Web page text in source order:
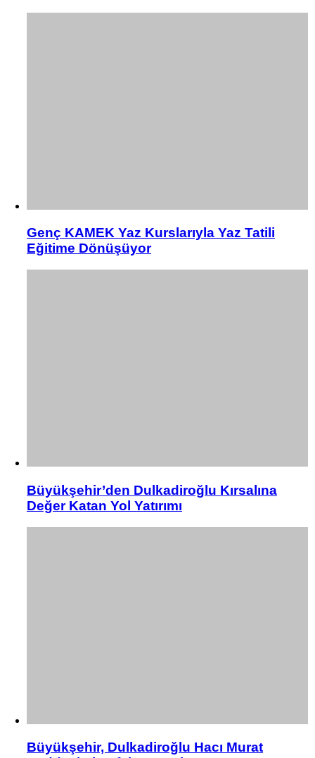
Genç KAMEK Yaz Kurslarıyla Yaz Tatili
Eğitime Dönüşüyor
Büyükşehir’den Dulkadiroğlu Kırsalına
Değer Katan Yol Yatırımı
Büyükşehir, Dulkadiroğlu Hacı Murat